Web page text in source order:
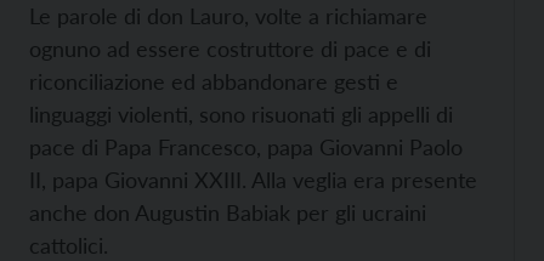
Le parole di don Lauro, volte a richiamare
ognuno ad essere costruttore di pace e di
riconciliazione ed abbandonare gesti e
linguaggi violenti, sono risuonati gli appelli di
pace di Papa Francesco, papa Giovanni Paolo
II, papa Giovanni XXIII. Alla veglia era presente
anche don Augustin Babiak per gli ucraini
cattolici.